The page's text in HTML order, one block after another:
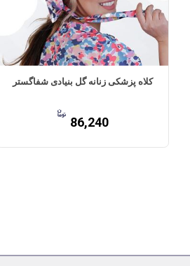
کلاه پزشکی زنانه گل بنیادی شفاگستر
86,240